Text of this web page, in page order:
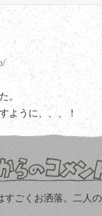
。
ように、、、！
すごくお洒落。二人